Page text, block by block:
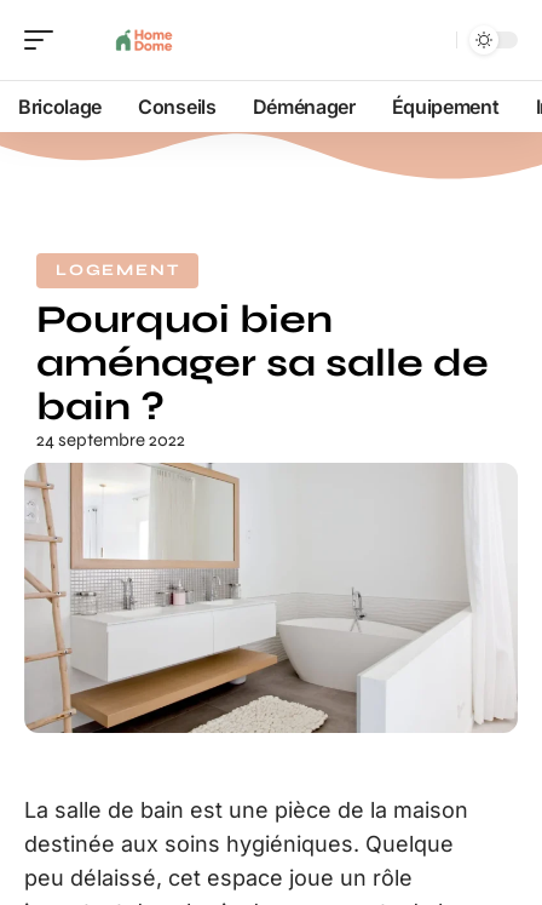
Bricolage Conseils Déménager Équipement
LOGEMENT
Pourquoi bien
aménager sa salle de
bain ?
24 septembre 2022
La salle de bain est une pièce de la maison
destinée aux soins hygiéniques. Quelque
peu délaissé, cet espace joue un rôle